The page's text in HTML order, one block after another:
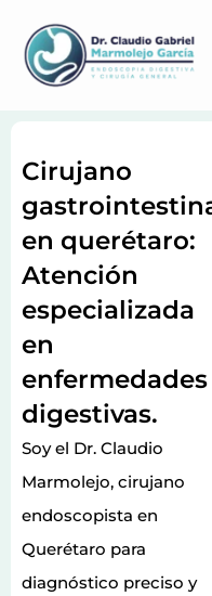
contenido
Cirujano
en querétaro:
Atención
especializada
en
enfermedades
digestivas.
Soy el Dr. Claudio
Marmolejo, cirujano
endoscopista en
Querétaro para
diagnóstico preciso y